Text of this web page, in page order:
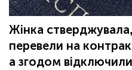
Жінка
перевели на
а згодом